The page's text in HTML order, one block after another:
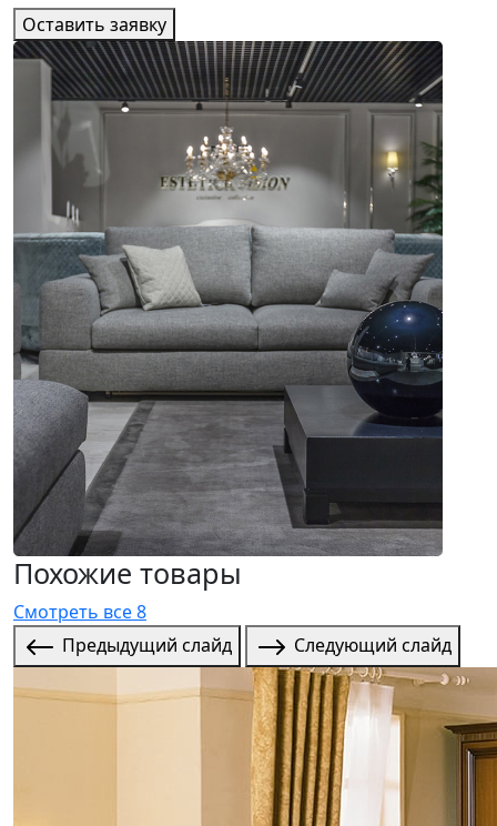
Оставить заявку
Похожие товары
Смотреть все 8
Предыдущий слайд
Следующий слайд